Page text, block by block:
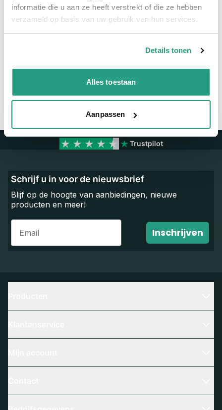
informatie die u aan ze heeft verstrekt of die ze hebben
verzameld op basis van uw gebruik van hun services.
Details tonen
Alles toestaan
Aanpassen
Materiaal Messing
Neem contact met ons op
Trustpilot
Schrijf u in voor de nieuwsbrief
Blijf op de hoogte van aanbiedingen, nieuwe
producten en meer!
Email
Inschrijven